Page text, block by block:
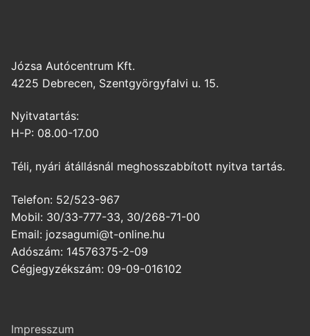
Józsa Autócentrum Kft.
4225 Debrecen, Szentgyörgyfalvi u. 15.
Nyitvatartás:
H-P: 08.00-17.00
Téli, nyári átállásnál meghosszabbított nyitva tartás.
Telefon: 52/523-967
Mobil: 30/33-777-33, 30/268-71-00
Email: jozsagumi@t-online.hu
Adószám: 14576375-2-09
Cégjegyzékszám: 09-09-016102
Impresszum